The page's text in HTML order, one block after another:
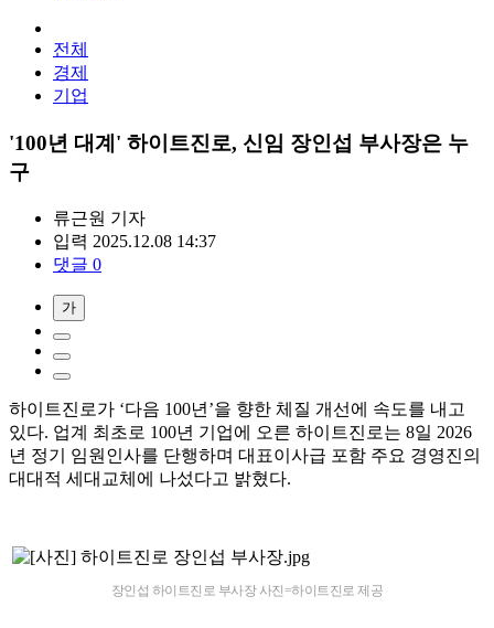
전체
경제
기업
'100년 대계' 하이트진로, 신임 장인섭 부사장은 누
구
류근원 기자
입력 2025.12.08 14:37
댓글 0
가
하이트진로가 ‘다음 100년’을 향한 체질 개선에 속도를 내고
있다. 업계 최초로 100년 기업에 오른 하이트진로는 8일 2026
년 정기 임원인사를 단행하며 대표이사급 포함 주요 경영진의
대대적 세대교체에 나섰다고 밝혔다.
장인섭 하이트진로 부사장 사진=하이트진로 제공